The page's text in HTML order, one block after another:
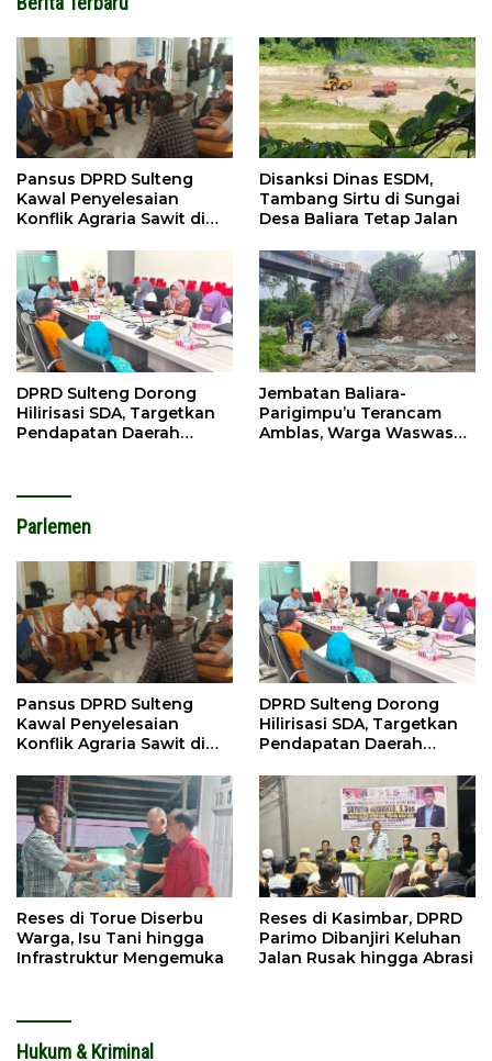
Pansus DPRD Sulteng
Kawal Penyelesaian
Konflik Agraria Sawit di
Disanksi Dinas ESDM,
Tambang Sirtu di Sungai
Desa Baliara Tetap Jalan
DPRD Sulteng Dorong
Hilirisasi SDA, Targetkan
Pendapatan Daerah
Jembatan Baliara-
Parigimpu’u Terancam
Amblas, Warga Waswas
Parlemen
Pansus DPRD Sulteng
Kawal Penyelesaian
Konflik Agraria Sawit di
DPRD Sulteng Dorong
Hilirisasi SDA, Targetkan
Pendapatan Daerah
Reses di Torue Diserbu
Warga, Isu Tani hingga
Infrastruktur Mengemuka
Reses di Kasimbar, DPRD
Parimo Dibanjiri Keluhan
Jalan Rusak hingga Abrasi
Hukum & Kriminal